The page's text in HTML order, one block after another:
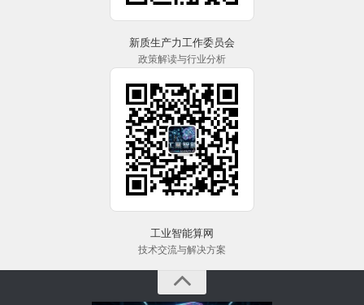
新质生产力工作委员会
政策解读与行业分析
工业智能算网
技术交流与解决方案